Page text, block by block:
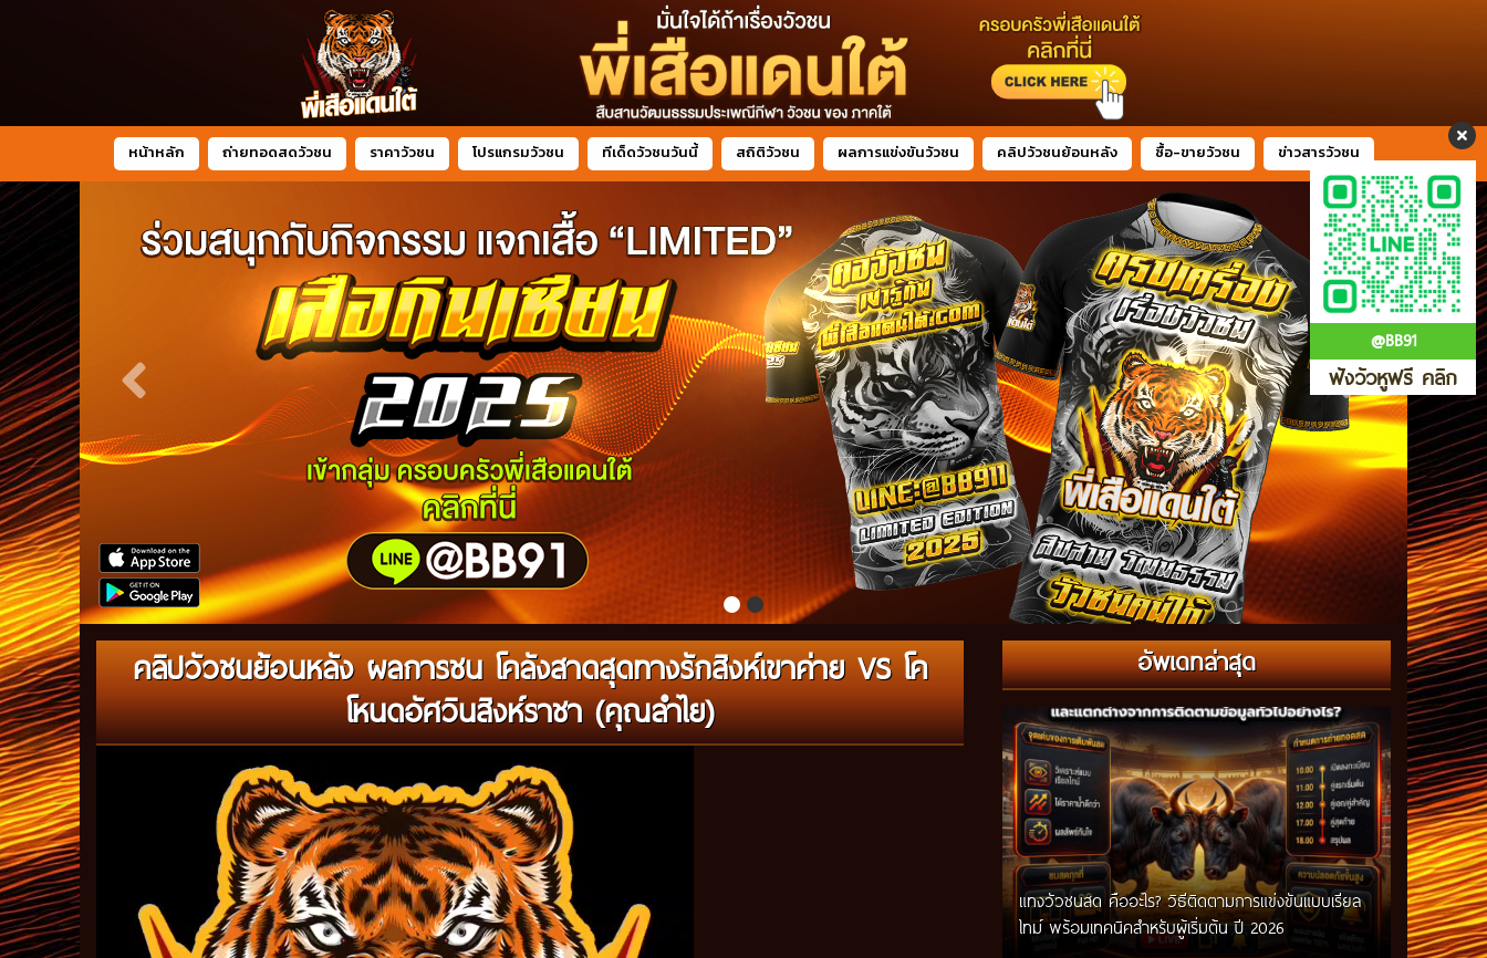
@BB91
ฟังวัวหูฟรี คลิก
หน้าหลัก ถ่ายทอดสดวัวชน ราคาวัวชน โปรแกรมวัวชน ทีเด็ดวัวชนวันนี้ สถิติวัวชน ผลการแข่งขันวัวชน คลิปวัวชนย้อนหลัง ซื้อ-ขายวัวชน ข่าวสารวัวชน
คลิปวัวชนย้อนหลัง ผลการชน โคลังสาดสุดทางรักสิงห์เขาค่าย VS โค
โหนดอัศวินสิงห์ราชา (คุณลำไย)
อัพเดทล่าสุด
แทงวัวชนสด คืออะไร? วิธีติดตามการแข่งขันแบบเรียล
ไทม์ พร้อมเทคนิคสำหรับผู้เริ่มต้น ปี 2026